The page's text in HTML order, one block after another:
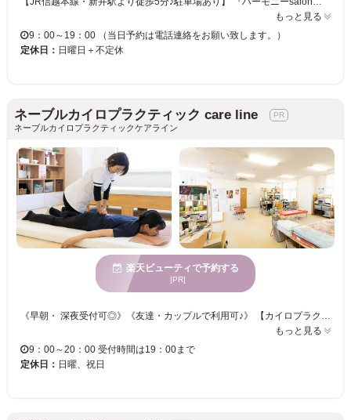
もっと見る
9：00～19：00 （当日予約は電話連絡をお願い致します。）
定休日： 日曜日＋不定休
ネーブルカイロプラクティック care line
ネーブルカイロプラクティックケアライン
楽天ビューティで予約する
[PR]
《早朝・ 深夜受付可◎》《友達・カップルで利用可♪》 【カイロプラクティックは根本療法】 ベテランスタッフによる確かな技術とカウンセリングで まずはお悩みの根本原因を見つけます。 骨盤と背骨の歪みを整え、カラダの不調を根本改善！ また症状のぶり返しや姿勢の戻りを防ぐため、 患者様と一緒に生活習慣の見直しも行っています。 ・悩まされている症状を改善したい！ ・キレイなお肌を手に入れたい！ ・健康的に痩せて、美ボディを手に入れたい！ そんな望みを叶えたい方、当院にお任せください！！
もっと見る
9：00～20：00 受付時間は19：00まで
定休日： 日曜、祝日